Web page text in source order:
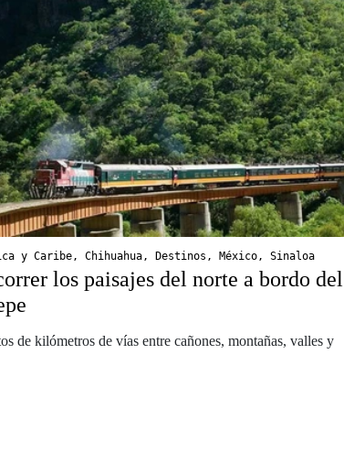
y Caribe, Chihuahua, Destinos , México, Sinaloa
los paisajes del norte a bordo del
de kilómetros de vías entre cañones, montañas, valles y